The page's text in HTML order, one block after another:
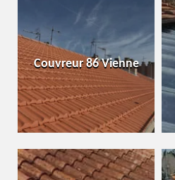
Couvreur 86 Vienne